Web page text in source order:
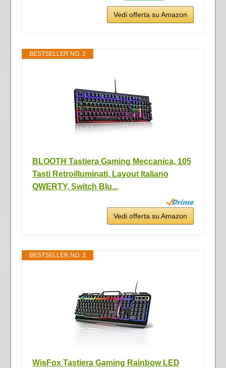
Vedi offerta su Amazon
BESTSELLER NO. 2
BLOOTH Tastiera Gaming Meccanica, 105
Tasti Retroilluminati, Layout Italiano
QWERTY, Switch Blu...
Vedi offerta su Amazon
BESTSELLER NO. 3
WisFox Tastiera Gaming Rainbow LED